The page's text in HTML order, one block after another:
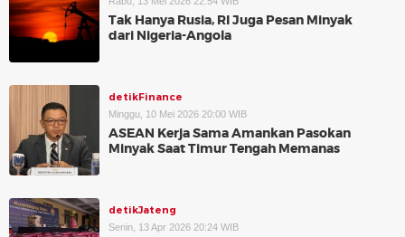
Tak Hanya Rusia, RI Juga Pesan Minyak
dari Nigeria-Angola
detikFinance
Minggu, 10 Mei 2026 20:00 WIB
ASEAN Kerja Sama Amankan Pasokan
Minyak Saat Timur Tengah Memanas
detikJateng
Senin, 13 Apr 2026 20:24 WIB